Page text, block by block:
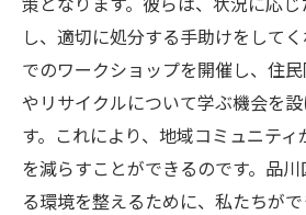
し、適切に処分する手助けをして
でのワークショップを開催し、住
やリサイクルについて学ぶ機会を
す。これにより、地域コミュニテ
を減らすことができるのです。品
る環境を整えるために、私たちが